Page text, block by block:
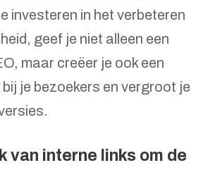
investeren in het verbeteren
geef je niet alleen een
maar creëer je ook een
je bezoekers en vergroot je
van interne links om de